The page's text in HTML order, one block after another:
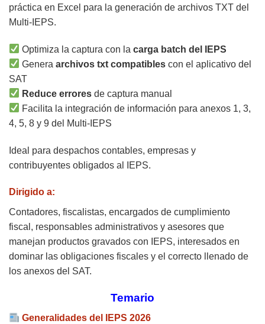
práctica en Excel para la generación de archivos TXT del
Multi-IEPS.
Optimiza la captura con lacarga batch del IEPS
Generaarchivos txt compatibles con el aplicativo del
SAT
Reduce errores de captura manual
Facilita la integración de información para anexos 1, 3,
4, 5, 8 y 9 del Multi-IEPS
Ideal para despachos contables, empresas y
contribuyentes obligados al IEPS.
Dirigido a:
Contadores, fiscalistas, encargados de cumplimiento
fiscal, responsables administrativos y asesores que
manejan productos gravados con IEPS, interesados en
dominar las obligaciones fiscales y el correcto llenado de
los anexos del SAT.
Temario
Generalidades del IEPS 2026